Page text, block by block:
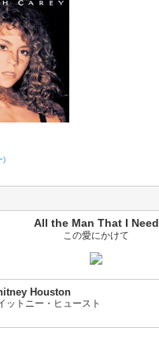
)
All the Man That I Need
この愛にかけて
Houston
ットニー・ヒュースト